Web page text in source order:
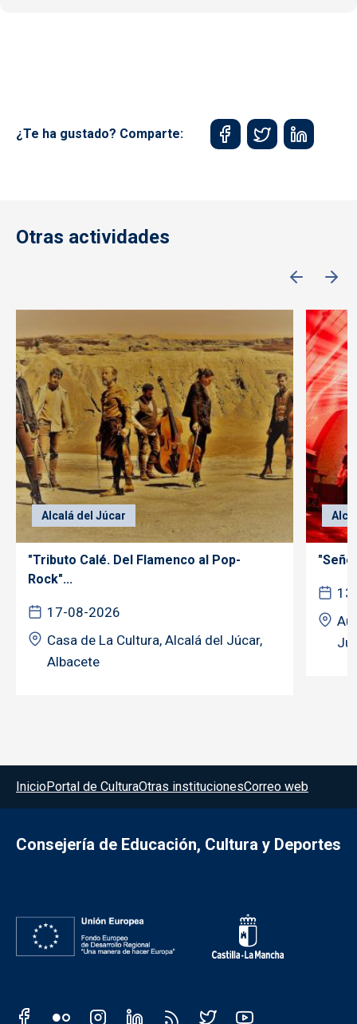
¿Te ha gustado? Comparte:
Otras actividades
Alcalá del Júcar
"Tributo Calé. Del Flamenco al Pop-
Rock"...
17-08-2026
Casa de La Cultura, Alcalá del Júcar,
Albacete
Menú del pie
InicioPortal de CulturaOtras institucionesCorreo web
Consejería de Educación, Cultura y Deportes
Redes sociales JCCM